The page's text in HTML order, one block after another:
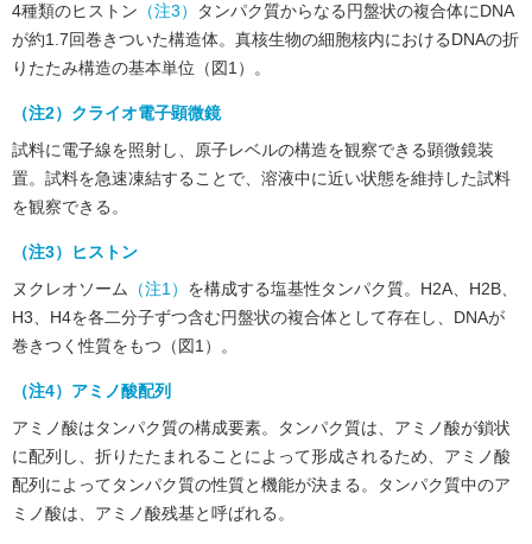
4種類のヒストン （注3）
タンパク質からなる円盤状の複合体にDNA
が約1.7回巻きついた構造体。真核生物の細胞核内におけるDNAの折
りたたみ構造の基本単位（図1）。
（注2）クライオ電子顕微鏡
試料に電子線を照射し、原子レベルの構造を観察できる顕微鏡装
置。試料を急速凍結することで、溶液中に近い状態を維持した試料
を観察できる。
（注3）ヒストン
ヌクレオソーム （注1） を構成する塩基性タンパク質。H2A、H2B、
H3、H4を各二分子ずつ含む円盤状の複合体として存在し、DNAが
巻きつく性質をもつ（図1）。
（注4）アミノ酸配列
アミノ酸はタンパク質の構成要素。タンパク質は、アミノ酸が鎖状
に配列し、折りたたまれることによって形成されるため、アミノ酸
配列によってタンパク質の性質と機能が決まる。タンパク質中のア
ミノ酸は、アミノ酸残基と呼ばれる。